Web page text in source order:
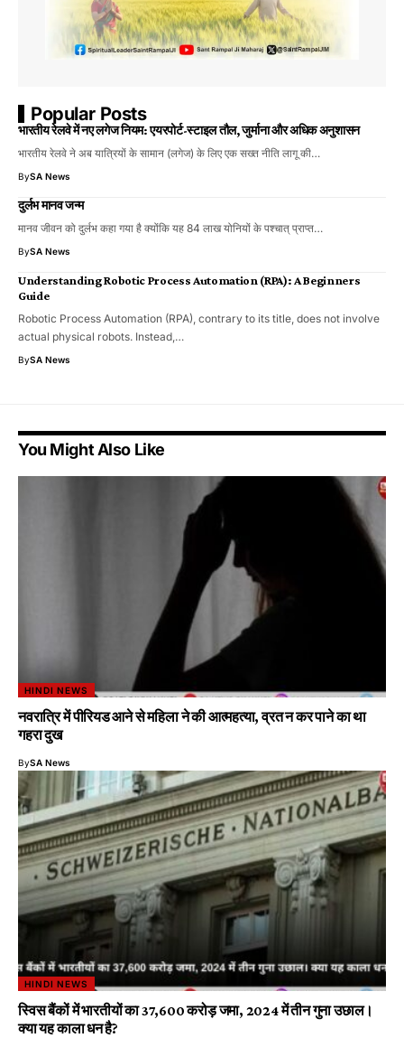
Popular Posts
भारतीय रेलवे में नए लगेज नियम: एयरपोर्ट-स्टाइल तौल, जुर्माना और अधिक अनुशासन
भारतीय रेलवे ने अब यात्रियों के सामान (लगेज) के लिए एक सख्त नीति लागू की…
BySA News
दुर्लभ मानव जन्म
मानव जीवन को दुर्लभ कहा गया है क्योंकि यह 84 लाख योनियों के पश्चात् प्राप्त…
BySA News
Understanding Robotic Process Automation (RPA): A Beginners
Guide
Robotic Process Automation (RPA), contrary to its title, does not involve
actual physical robots. Instead,…
BySA News
You Might Also Like
HINDI NEWS
नवरात्रि में पीरियड आने से महिला ने की आत्महत्या, व्रत न कर पाने का था
गहरा दुख
BySA News
HINDI NEWS
स्विस बैंकों में भारतीयों का 37,600 करोड़ जमा, 2024 में तीन गुना उछाल।
क्या यह काला धन है?